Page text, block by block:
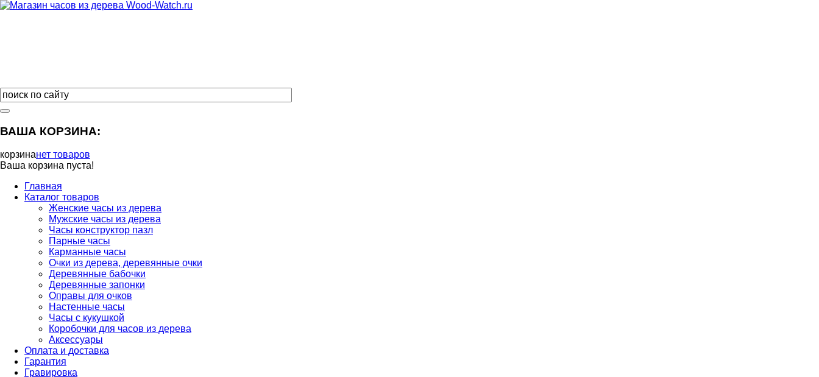
ВАША КОРЗИНА:
корзинанет товаров
Ваша корзина пуста!
Главная
Каталог товаров
Женские часы из дерева
Мужские часы из дерева
Часы конструктор пазл
Парные часы
Карманные часы
Очки из дерева, деревянные очки
Деревянные бабочки
Деревянные запонки
Оправы для очков
Настенные часы
Часы с кукушкой
Коробочки для часов из дерева
Аксессуары
Оплата и доставка
Гарантия
Гравировка